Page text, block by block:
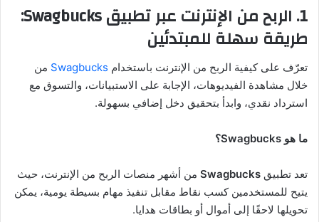
1. الربح من الإنترنت عبر تطبيق Swagbucks
:
طريقة سهلة للمبتدئين
تعرّف على كيفية الربح من الإنترنت باستخدام Swagbucks من
خلال مشاهدة الفيديوهات، الإجابة على الاستبيانات، والتسوق مع
استرداد نقدي، وابدأ بتحقيق دخل إضافي بسهولة.
ما هو Swagbucks؟
تعد تطبيق Swagbucks من أشهر منصات الربح من الإنترنت، حيث
يتيح للمستخدمين كسب نقاط مقابل تنفيذ مهام بسيطة يومية، يمكن
تحويلها لاحقًا إلى أموال أو بطاقات هدايا.